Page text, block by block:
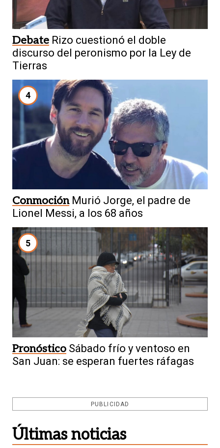
Debate Rizo cuestionó el doble
discurso del peronismo por la Ley de
Tierras
4
Conmoción Murió Jorge, el padre de
Lionel Messi, a los 68 años
5
Pronóstico Sábado frío y ventoso en
San Juan: se esperan fuertes ráfagas
PUBLICIDAD
Últimas noticias